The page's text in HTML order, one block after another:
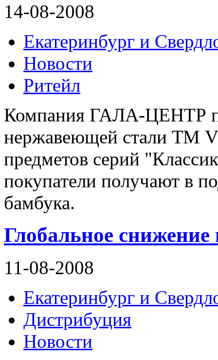
14-08-2008
Екатеринбург и
Новости
Ритейл
Компания ГАЛА-ЦЕНТР
нержавеющей стали ТМ
предметов серий
покупатели получают в
бамбука.
Глобальное
11-08-2008
Екатеринбург и
Дистрибуция
Новости